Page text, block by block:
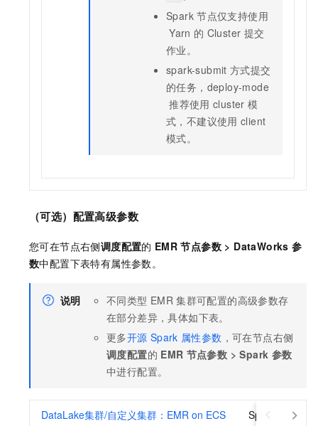
Spark 节点仅支持使用
Yarn 的 Cluster 提交
作业。
spark-submit 方式提交
的任务，deploy-mode
推荐使用 cluster 模
式，不建议使用 client
模式。
（可选）配置高级参数
您可在节点右侧调度配置的 EMR 节点参数 > DataWorks 参
数中配置下表特有属性参数。
说明 不同类型 EMR 集群可配置的高级参数存
在部分差异，具体如下表。
更多开源 Spark 属性参数 ，可在节点右侧
调度配置的 EMR 节点参数 >Spark 参数
中进行配置。
DataLake集群/自定义集群：EMR on ECS Spark集群：